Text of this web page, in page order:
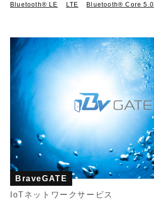
Bluetooth®︎ LE LTE Bluetooth® Core 5.0
BraveGATE
IoTネットワークサービス